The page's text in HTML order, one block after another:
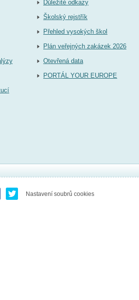
Důležité odkazy
Školský rejstřík
Přehled vysokých škol
Plán veřejných zakázek 2026
Otevřená data
PORTÁL YOUR EUROPE
Nastavení soubrů cookies